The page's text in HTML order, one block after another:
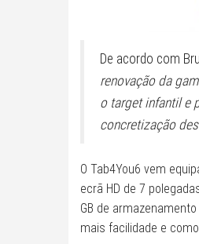
De acordo com
renovação da
o target infantil e
concretização
O Tab4You6 vem
ecrã HD de 7
GB de
mais facilidade e